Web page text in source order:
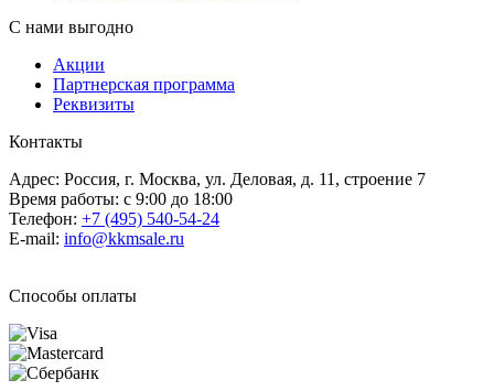
С нами выгодно
Акции
Партнерская программа
Реквизиты
Контакты
Адрес: Россия, г. Москва, ул. Деловая, д. 11, строение 7
Время работы: с 9:00 до 18:00
Телефон: +7 (495) 540-54-24
E-mail: info@kkmsale.ru
Способы оплаты